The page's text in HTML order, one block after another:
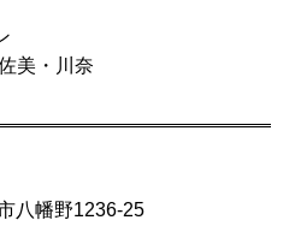
美・川奈
八幡野1236-25